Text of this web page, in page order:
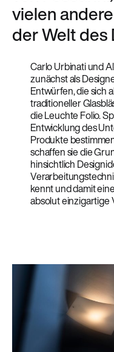
vielen
der Welt des
Carlo Urbinati und
zunächst als
Entwürfen, die sich
traditioneller
die Leuchte Folio.
Entwicklung des
Produkte
schaffen sie die
hinsichtlich
kennt und damit
absolut einzigartige